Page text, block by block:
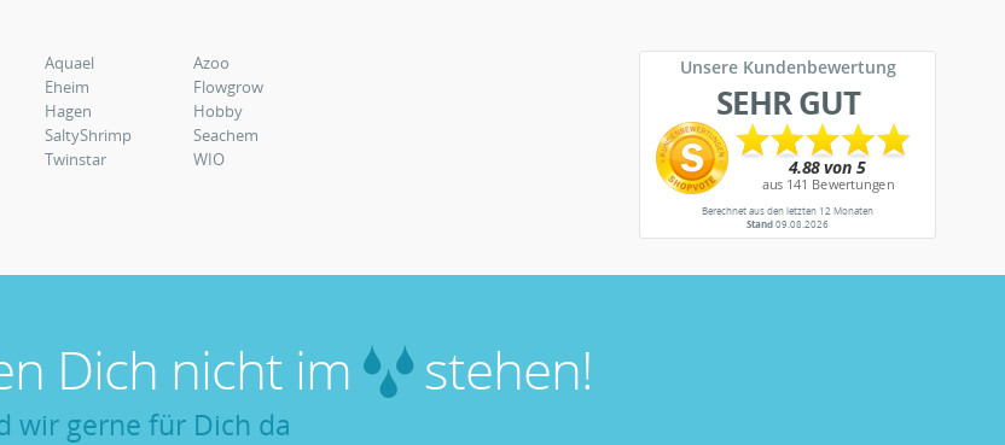
Aquael
Azoo
Eheim
Flowgrow
Hagen
Hobby
SaltyShrimp
Seachem
Twinstar WIO
Unsere Kundenbewertung
SEHR GUT
Berechnet aus den letzten 12 Monaten
Stand09.08.2026
Dich nicht im stehen!
wir gerne für Dich da